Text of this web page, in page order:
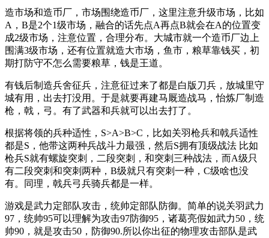
造市场和造币厂，市场围绕造币厂，这里注意升级市场，比如
A，B是2个1级市场，融合的话先点A再点B就会在A的位置变
成2级市场，注意位置，合理分布。大城市就一个造币厂边上
围满3级市场，还有位置就造大市场，鱼市，粮草靠钱买，初
期打防守不怎么需要粮草，钱是王道。
有钱后制造兵舍征兵，注意征过来了都是白版刀兵，放城里守
城有用，出去打没用。于是就要再建马厩造战马，怡炼厂制造
枪，戟，弓。有了武器和兵就可以出去打了。
根据将领的兵种适性，S>A>B>C，比如关羽枪兵和戟兵适性
都是S，他带这两种兵战斗力最强，然后S拥有顶级战法 比如
枪兵S就有螺旋突刺，二段突刺，和突刺三种战法，而A级只
有二段突刺和突刺两种，B级就只有突刺一种，C级啥也没
有。同理，戟兵弓兵骑兵都是一样。
游戏是武力定部队攻击，统帅定部队防御。简单的说关羽武力
97，统帅95可以理解为攻击97防御95，诸葛亮假如武力50，统
帅90，就是攻击50，防御90.所以你出征的物理攻击部队是武